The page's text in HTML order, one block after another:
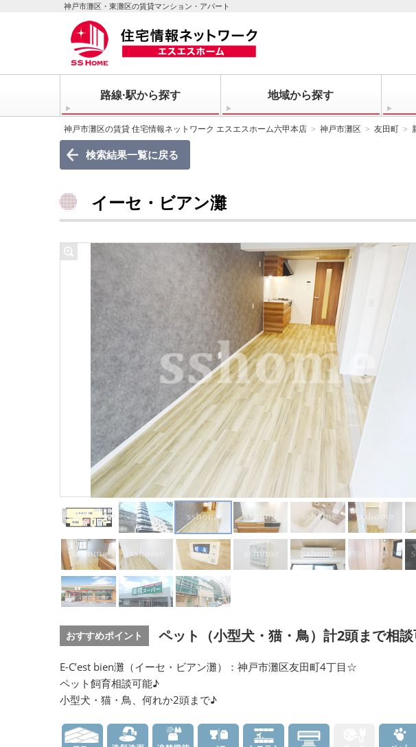
神戸市灘区・東灘区の賃貸マンション・アパート
路線·駅から探す 地域から探す
神戸市灘区の賃貸 住宅情報ネットワーク エスエスホーム六甲本店 神戸市灘区 友田町
検索結果一覧に戻る
イーセ・ビアン灘
おすすめポイント ペット（小型犬・猫・鳥）計2頭まで相
E-C’est bien灘（イーセ・ビアン灘）：神戸市灘区友田町4丁目☆
ペット飼育相談可能♪
小型犬・猫・鳥、何れか2頭まで♪